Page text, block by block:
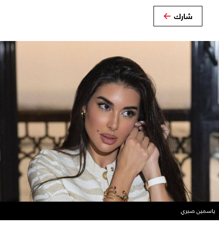
شارك
ياسمين صبري